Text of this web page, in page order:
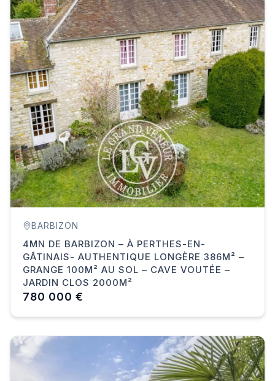
BARBIZON
4MN DE BARBIZON – À PERTHES-EN-
GÂTINAIS- AUTHENTIQUE LONGÈRE 386M² –
GRANGE 100M² AU SOL – CAVE VOUTÉE –
JARDIN CLOS 2000M²
780 000 €